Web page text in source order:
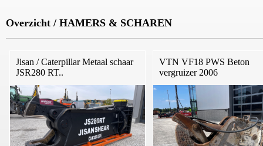
Overzicht / HAMERS & SCHAREN
Jisan / Caterpillar Metaal schaar
JSR280 RT..
VTN VF18 PWS Beton
vergruizer 2006